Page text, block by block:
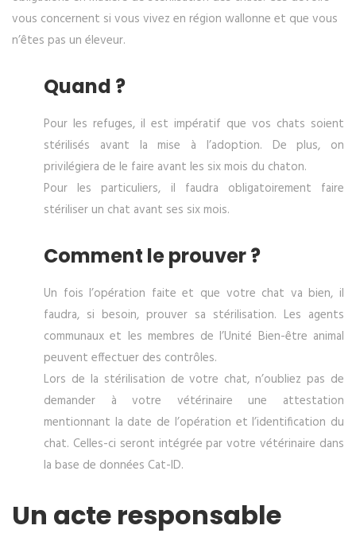
vous concernent si vous vivez en région wallonne et que vous
n’êtes pas un éleveur.
Quand ?
Pour les refuges, il est impératif que vos chats soient
stérilisés avant la mise à l’adoption. De plus, on
privilégiera de le faire avant les six mois du chaton.
Pour les particuliers, il faudra obligatoirement faire
stériliser un chat avant ses six mois.
Comment le prouver ?
Un fois l’opération faite et que votre chat va bien, il
faudra, si besoin, prouver sa stérilisation. Les agents
communaux et les membres de l’Unité Bien-être animal
peuvent effectuer des contrôles.
Lors de la stérilisation de votre chat, n’oubliez pas de
demander à votre vétérinaire une attestation
mentionnant la date de l’opération et l’identification du
chat. Celles-ci seront intégrée par votre vétérinaire dans
la base de données Cat-ID.
Un acte responsable